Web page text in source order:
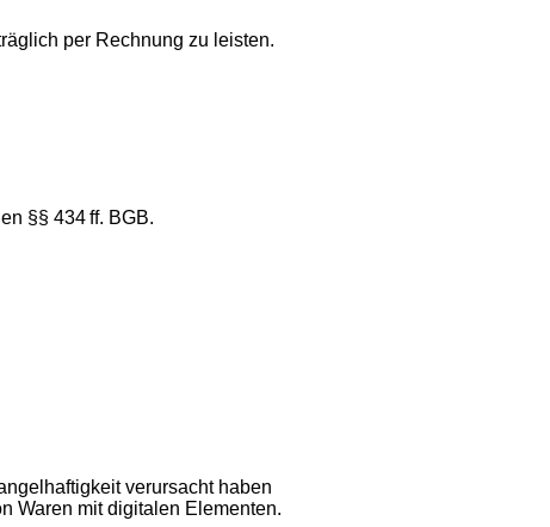
per Rechnung zu leisten.
§§ 434 ff. BGB.
verursacht haben
Waren mit digitalen Elementen.